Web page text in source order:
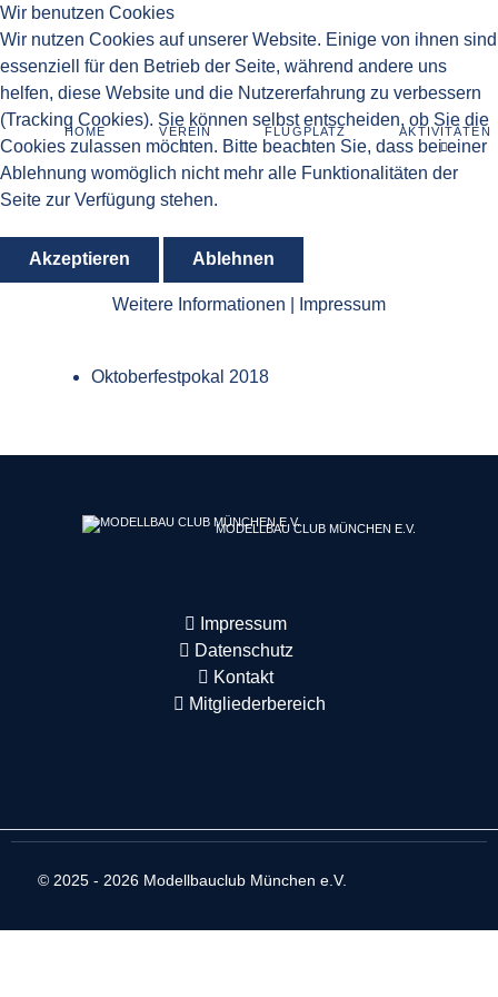
HOME VEREIN FLUGPLATZ AKTIVITÄTEN
Oktoberfestpokal 2018
MODELLBAU CLUB MÜNCHEN E.V.
Impressum
Datenschutz
Kontakt
Mitgliederbereich
© 2025 - 2026 Modellbauclub München e.V.
Wir benutzen Cookies
Wir nutzen Cookies auf unserer Website. Einige von ihnen sind
essenziell für den Betrieb der Seite, während andere uns
helfen, diese Website und die Nutzererfahrung zu verbessern
(Tracking Cookies). Sie können selbst entscheiden, ob Sie die
Cookies zulassen möchten. Bitte beachten Sie, dass bei einer
Ablehnung womöglich nicht mehr alle Funktionalitäten der
Seite zur Verfügung stehen.
Akzeptieren Ablehnen
Weitere Informationen Impressum